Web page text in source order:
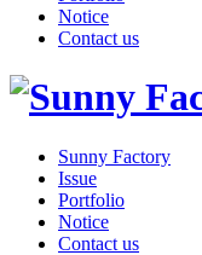
Notice
Contact us
Sunny Factory
Issue
Portfolio
Notice
Contact us